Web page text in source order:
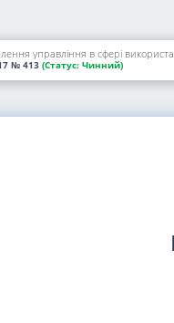
управління в сфері
№ 413 (Статус: Чинний)